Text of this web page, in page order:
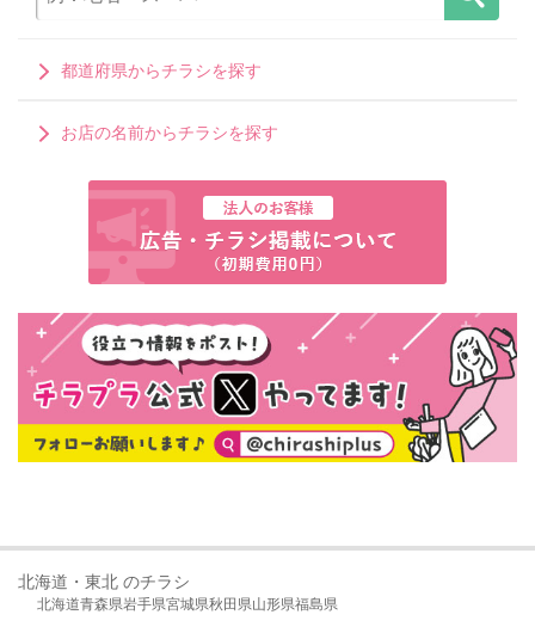
都道府県からチラシを探す
お店の名前からチラシを探す
北海道・東北 のチラシ
北海道青森県岩手県宮城県秋田県山形県福島県